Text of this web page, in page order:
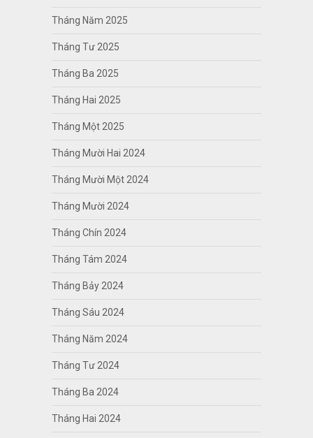
Tháng Năm 2025
Tháng Tư 2025
Tháng Ba 2025
Tháng Hai 2025
Tháng Một 2025
Tháng Mười Hai 2024
Tháng Mười Một 2024
Tháng Mười 2024
Tháng Chín 2024
Tháng Tám 2024
Tháng Bảy 2024
Tháng Sáu 2024
Tháng Năm 2024
Tháng Tư 2024
Tháng Ba 2024
Tháng Hai 2024